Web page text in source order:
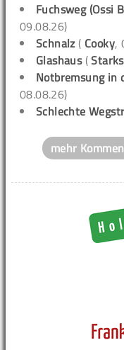
Fuchsweg (Ossi
09.08.26)
Schnalz( Cooky,
Glashaus(
Notbremsung in
08.08.26)
Schlechte
mehr